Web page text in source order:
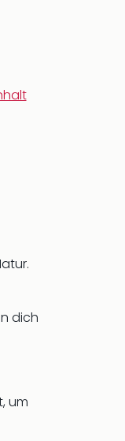
dich
um